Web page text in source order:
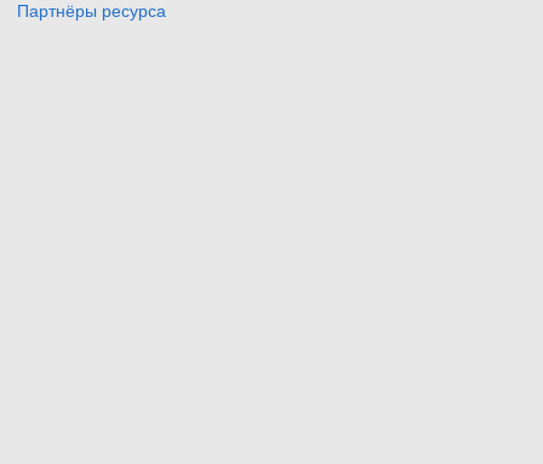
Партнёры ресурса